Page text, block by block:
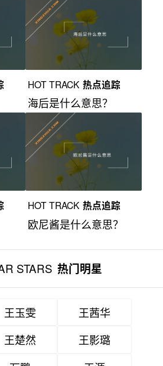
HOT TRACK 热点追踪
海后是什么意思？
HOT TRACK 热点追踪
欧尼酱是什么意思？
STARS 热门明星
王玉雯
王茜华
王楚然
王影璐